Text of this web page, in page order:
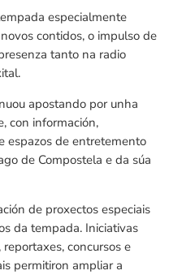
especialmente
contidos, o impulso de
tanto na radio
apostando por unha
con información,
espazos de entretemento
de Compostela e da súa
de proxectos especiais
da tempada. Iniciativas
concursos e
permitiron ampliar a